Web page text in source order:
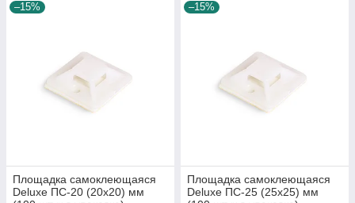
–15%
Площадка самоклеющаяся
Deluxe ПС-20 (20х20) мм
–15%
Площадка самоклеющаяся
Deluxe ПС-25 (25х25) мм